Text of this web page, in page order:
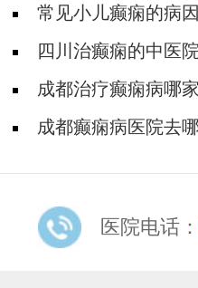
是什么?
常见小儿癫痫的病
四川治癫痫的中医
尽早治疗!
成都治疗癫痫病哪
是不是得了癫痫?
成都癫痫病医院去
医院电话：